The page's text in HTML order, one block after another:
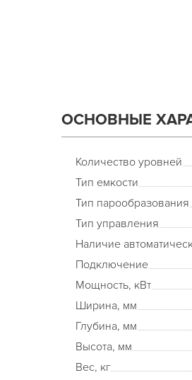
ОСНОВНЫЕ
Количество уровней
Тип емкости
Тип парообразования
Тип управления
Наличие
Подключение
Мощность, кВт
Ширина, мм
Глубина, мм
Высота, мм
Вес, кг